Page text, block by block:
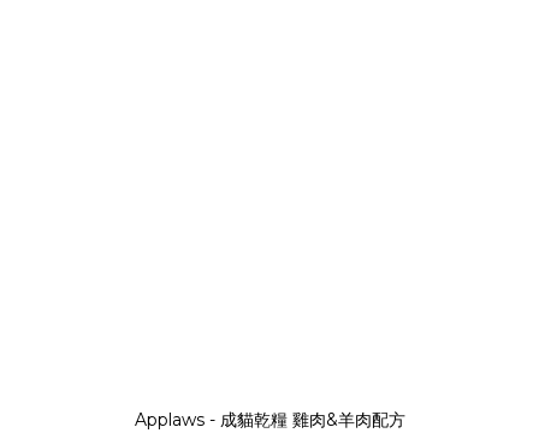
Applaws - 成貓乾糧 雞肉&羊肉配方